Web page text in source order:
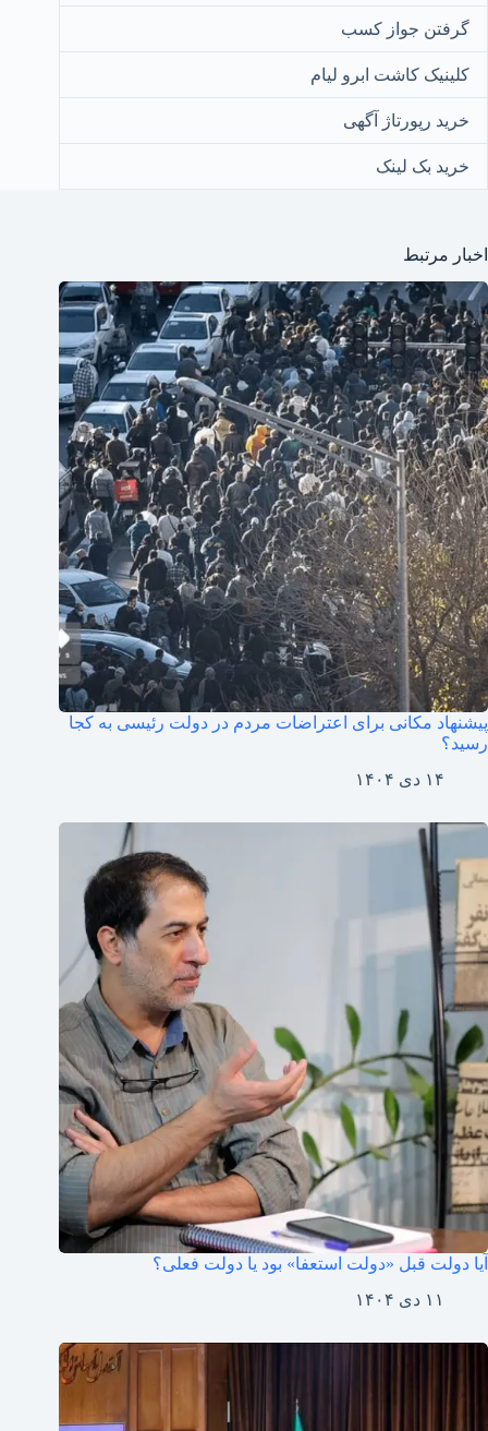
گرفتن جواز کسب
کلینیک کاشت ابرو لیام
خرید رپورتاژ آگهی
خرید بک لینک
اخبار مرتبط
پیشنهاد مکانی برای اعتراضات مردم در دولت رئیسی به کجا
رسید؟
۱۴ دی ۱۴۰۴
آیا دولت قبل «دولت استعفا» بود یا دولت فعلی؟
۱۱ دی ۱۴۰۴